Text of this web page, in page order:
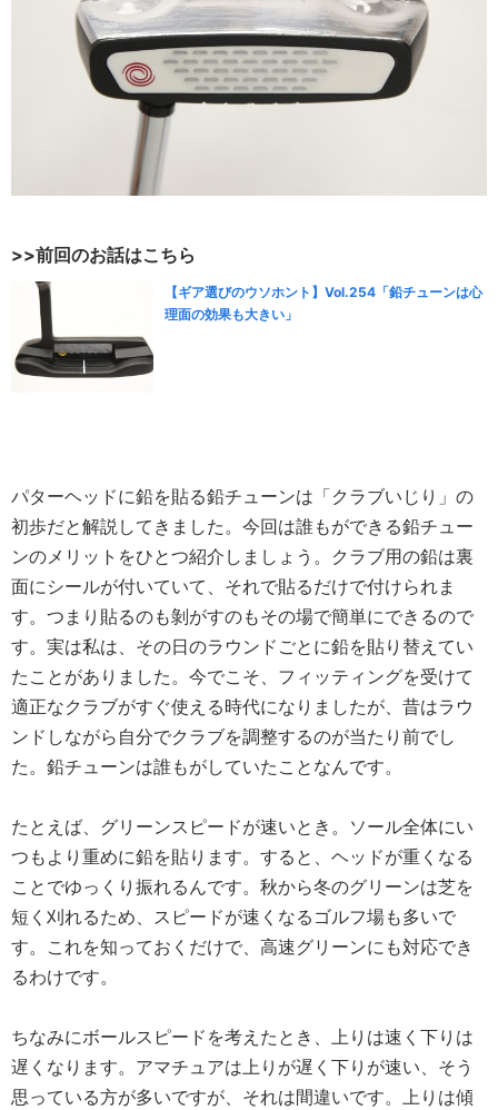
>>前回のお話はこちら
【ギア選びのウソホント】Vol.254「鉛チューンは心
理面の効果も大きい」
パターヘッドに鉛を貼る鉛チューンは「クラブいじり」の
初歩だと解説してきました。今回は誰もができる鉛チュー
ンのメリットをひとつ紹介しましょう。クラブ用の鉛は裏
面にシールが付いていて、それで貼るだけで付けられま
す。つまり貼るのも剝がすのもその場で簡単にできるので
す。実は私は、その日のラウンドごとに鉛を貼り替えてい
たことがありました。今でこそ、フィッティングを受けて
適正なクラブがすぐ使える時代になりましたが、昔はラウ
ンドしながら自分でクラブを調整するのが当たり前でし
た。鉛チューンは誰もがしていたことなんです。
たとえば、グリーンスピードが速いとき。ソール全体にい
つもより重めに鉛を貼ります。すると、ヘッドが重くなる
ことでゆっくり振れるんです。秋から冬のグリーンは芝を
短く刈れるため、スピードが速くなるゴルフ場も多いで
す。これを知っておくだけで、高速グリーンにも対応でき
るわけです。
ちなみにボールスピードを考えたとき、上りは速く下りは
遅くなります。アマチュアは上りが遅く下りが速い、そう
思っている方が多いですが、それは間違いです。上りは傾